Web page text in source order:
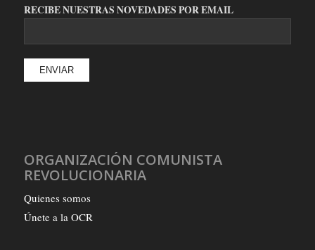
RECIBE NUESTRAS NOVEDADES POR EMAIL
ORGANIZACIÓN COMUNISTA
REVOLUCIONARIA
Quienes somos
Únete a la OCR